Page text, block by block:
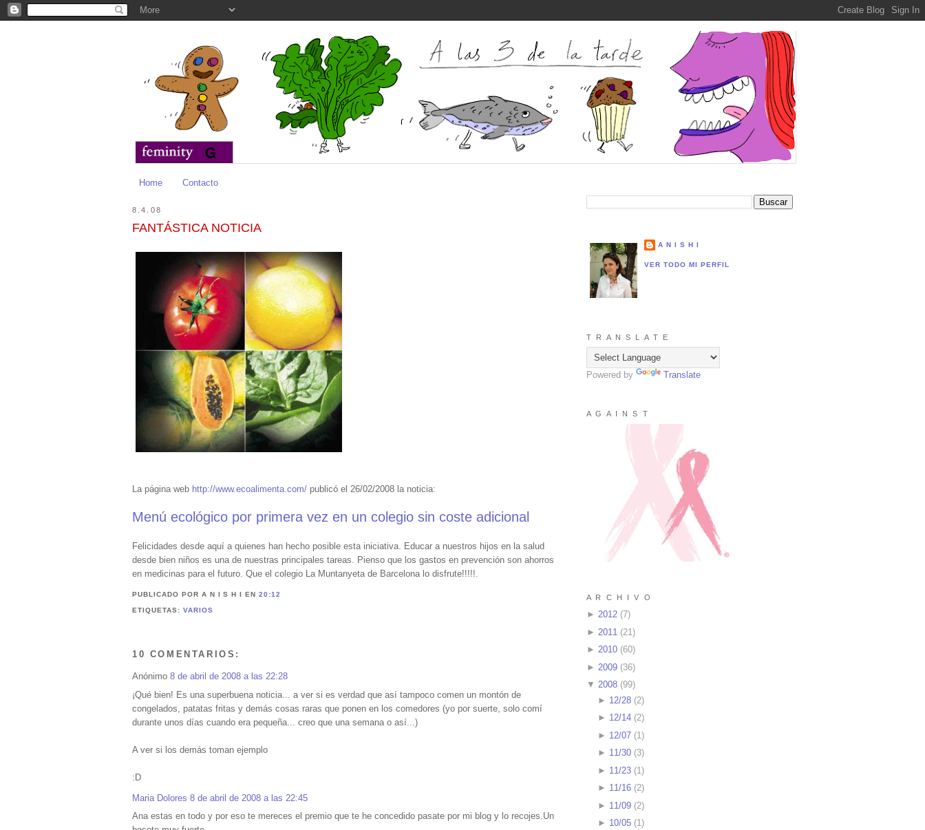
Home Contacto
8.4.08
FANTÁSTICA NOTICIA
La página web http://www.ecoalimenta.com/ publicó el 26/02/2008 la noticia:
Menú ecológico por primera vez en un colegio sin coste adicional
Felicidades desde aquí a quienes han hecho posible esta iniciativa. Educar a nuestros hijos en la salud
desde bien niños es una de nuestras principales tareas. Pienso que los gastos en prevención son ahorros
en medicinas para el futuro. Que el colegio La Muntanyeta de Barcelona lo disfrute!!!!!.
PUBLICADO POR A N I S H IEN20:12
ETIQUETAS: VARIOS
10 COMENTARIOS:
Anónimo 8 de abril de 2008 a las 22:28
¡Qué bien! Es una superbuena noticia... a ver si es verdad que así tampoco comen un montón de
congelados, patatas fritas y demás cosas raras que ponen en los comedores (yo por suerte, solo comí
durante unos días cuando era pequeña... creo que una semana o así...)
A ver si los demás toman ejemplo
:D
Maria Dolores 8 de abril de 2008 a las 22:45
Ana estas en todo y por eso te mereces el premio que te he concedido pasate por mi blog y lo recojes.Un
A N I S H I
VER TODO MI PERFIL
T R A N S L A T E
Powered by Translate
A G A I N S T
A R C H I V O
► 2012 (7)
► 2011 (21 )
► 2010 (60)
► 2009 (36)
▼ 2008 (99)
► 12/28(2)
► 12/14(2)
► 12/07(1)
► 11/30(3)
► 11/23(1)
► 11/16(2)
► 11/09(2)
► 10/05(1)